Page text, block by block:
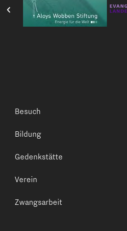
Besuch
Bildung
Gedenkstätte
Verein
Zwangsarbeit